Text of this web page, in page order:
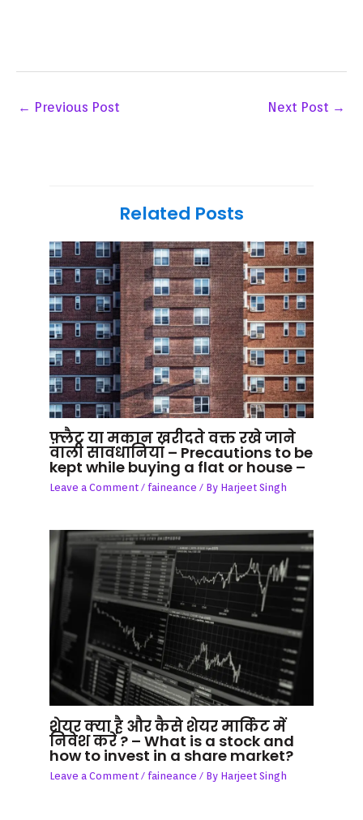
← Previous Post Next Post →
Related Posts
फ़्लैट या मकान खरीदते वक्त रखे जाने
वाली सावधानियां – Precautions to be
kept while buying a flat or house –
Leave a Comment /faineance / By Harjeet Singh
शेयर क्या है और कैसे शेयर मार्किट में
निवेश करें ? – What is a stock and
how to invest in a share market?
Leave a Comment /faineance / By Harjeet Singh